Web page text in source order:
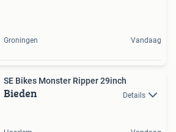
Groningen Vandaag
SE Bikes Monster Ripper 29inch
Bieden Details